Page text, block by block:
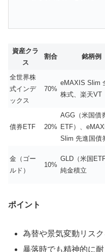
資産クラ
ス
割合 銘柄例
全世界株
式インデ
ックス
70%
eMAXIS Slim
株式、楽天VT
債券ETF 20%
AGG（米国債
ETF）、
Slim 先進国債
金（ゴー
ルド）
10%
GLD（米国ETF
純金積立
ポイント
為替や景気変動リス
暴落時でも精神的に